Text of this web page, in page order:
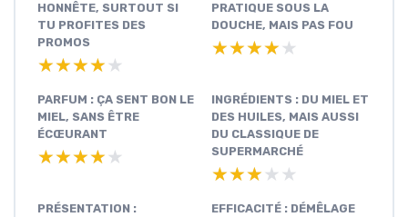
HONNÊTE, SURTOUT SI
TU PROFITES DES
PROMOS
★★★★★
★★★★★
PRATIQUE SOUS LA
DOUCHE, MAIS PAS FOU
★★★★★
★★★★★
PARFUM : ÇA SENT BON LE
MIEL, SANS ÊTRE
ÉCŒURANT
★★★★★
★★★★★
INGRÉDIENTS : DU MIEL ET
DES HUILES, MAIS AUSSI
DU CLASSIQUE DE
SUPERMARCHÉ
★★★★★
★★★★★
PRÉSENTATION :
EFFICACITÉ : DÉMÊLAGE